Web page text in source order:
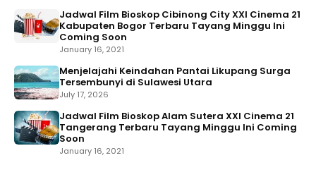
Jadwal Film Bioskop Cibinong City XXI Cinema 21
Kabupaten Bogor Terbaru Tayang Minggu Ini
Coming Soon
January 16, 2021
Menjelajahi Keindahan Pantai Likupang Surga
Tersembunyi di Sulawesi Utara
July 17, 2026
Jadwal Film Bioskop Alam Sutera XXI Cinema 21
Tangerang Terbaru Tayang Minggu Ini Coming
Soon
January 16, 2021